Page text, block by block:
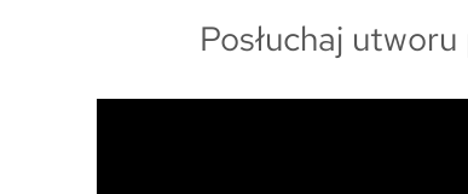
Posłuchaj